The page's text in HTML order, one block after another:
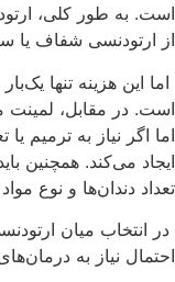
است. به طور کلی،
از ارتودنسی شفاف یا
اما این هزینه تنها
است. در مقابل، لمینت
اما اگر نیاز به ترمیم
ایجاد می‌کند. همچنین
تعداد دندان‌ها و نوع
در انتخاب میان
احتمال نیاز به